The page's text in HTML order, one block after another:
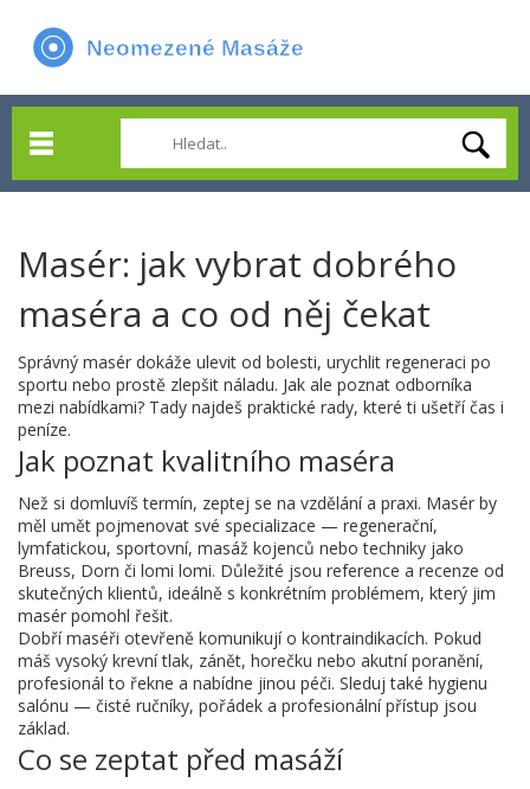
Masér: jak vybrat dobrého
maséra a co od něj čekat
Správný masér dokáže ulevit od bolesti, urychlit regeneraci po
sportu nebo prostě zlepšit náladu. Jak ale poznat odborníka
mezi nabídkami? Tady najdeš praktické rady, které ti ušetří čas i
peníze.
Jak poznat kvalitního maséra
Než si domluvíš termín, zeptej se na vzdělání a praxi. Masér by
měl umět pojmenovat své specializace — regenerační,
lymfatickou, sportovní, masáž kojenců nebo techniky jako
Breuss, Dorn či lomi lomi. Důležité jsou reference a recenze od
skutečných klientů, ideálně s konkrétním problémem, který jim
masér pomohl řešit.
Dobří maséři otevřeně komunikují o kontraindikacích. Pokud
máš vysoký krevní tlak, zánět, horečku nebo akutní poranění,
profesionál to řekne a nabídne jinou péči. Sleduj také hygienu
salónu — čisté ručníky, pořádek a profesionální přístup jsou
základ.
Co se zeptat před masáží